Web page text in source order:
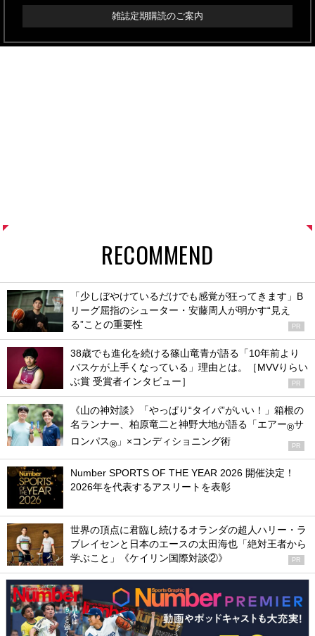
雑誌定期購読のご案内
RECOMMEND
「少しぼやけているだけでも感覚が狂ってきます」B
リーグ屈指のシューター・安藤周人が明かす“見え
る”ことの重要性
PR
38歳でも進化を続ける篠山竜青が語る「10年前より
バスケが上手くなっている」理由とは。［MVVりらい
ぶ賞 受賞者インタビュー］
PR
《山の神対談》「やっぱり“タイパ”がいい！」箱根の
名ランナー、柏原竜二と神野大地が語る「エアー®サ
ロンパス® 」×コンディショニング術 PR
Number SPORTS OF THE YEAR 2026 開催決定！
2026年を代表するアスリートを表彰
世界の頂点に君臨し続けるオランダの超人ハリー・ラ
ブレイセンと日本のエースの太田海也「絶対王者から
学ぶこと」《ケイリン国際対談②》
PR